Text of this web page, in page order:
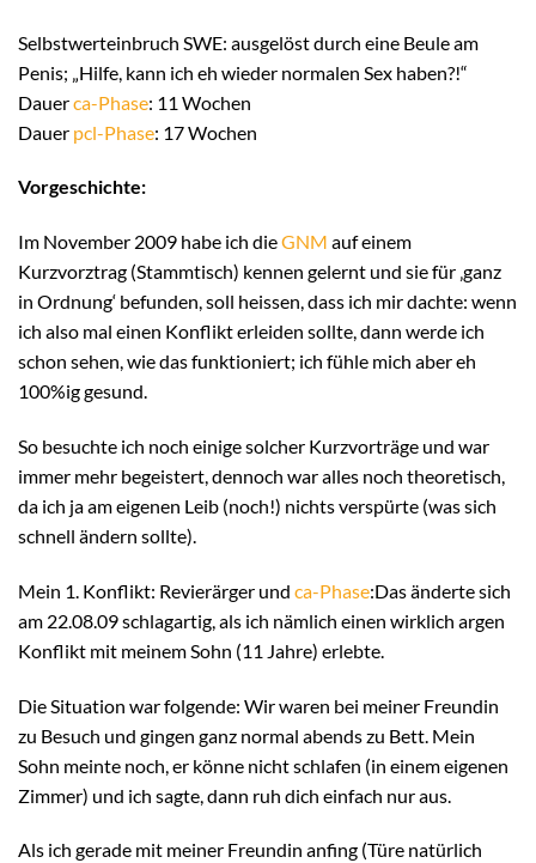
Selbstwerteinbruch SWE: ausgelöst durch eine Beule am
Penis; „Hilfe, kann ich eh wieder normalen Sex haben?!“
Dauerca-Phase: 11 Wochen
Dauer pcl-Phase: 17 Wochen
Vorgeschichte:
Im November 2009 habe ich dieGNM auf einem
Kurzvorztrag (Stammtisch) kennen gelernt und sie für ‚ganz
in Ordnung‘ befunden, soll heissen, dass ich mir dachte: wenn
ich also mal einen Konflikt erleiden sollte, dann werde ich
schon sehen, wie das funktioniert; ich fühle mich aber eh
100%ig gesund.
So besuchte ich noch einige solcher Kurzvorträge und war
immer mehr begeistert, dennoch war alles noch theoretisch,
da ich ja am eigenen Leib (noch!) nichts verspürte (was sich
schnell ändern sollte).
Mein 1. Konflikt: Revierärger und ca-Phase:Das änderte sich
am 22.08.09 schlagartig, als ich nämlich einen wirklich argen
Konflikt mit meinem Sohn (11 Jahre) erlebte.
Die Situation war folgende: Wir waren bei meiner Freundin
zu Besuch und gingen ganz normal abends zu Bett. Mein
Sohn meinte noch, er könne nicht schlafen (in einem eigenen
Zimmer) und ich sagte, dann ruh dich einfach nur aus.
Als ich gerade mit meiner Freundin anfing (Türe natürlich